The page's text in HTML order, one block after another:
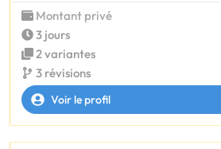
Montant privé
3 jours
2 variantes
3 révisions
Voir le profil